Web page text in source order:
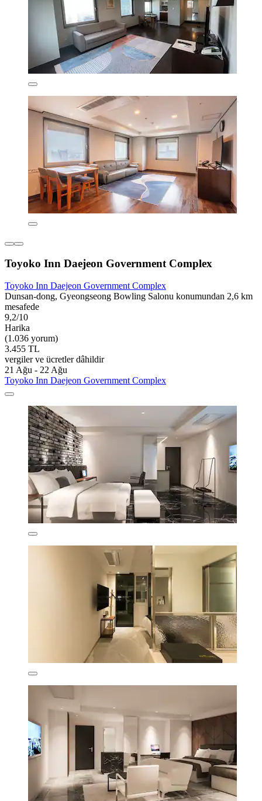
Toyoko Inn Daejeon Government Complex
Toyoko Inn Daejeon Government Complex
Dunsan-dong, Gyeongseong Bowling Salonu konumundan 2,6 km
mesafede
9,2/10
Harika
(1.036 yorum)
3.455 TL
vergiler ve ücretler dâhildir
21 Ağu - 22 Ağu
Toyoko Inn Daejeon Government Complex